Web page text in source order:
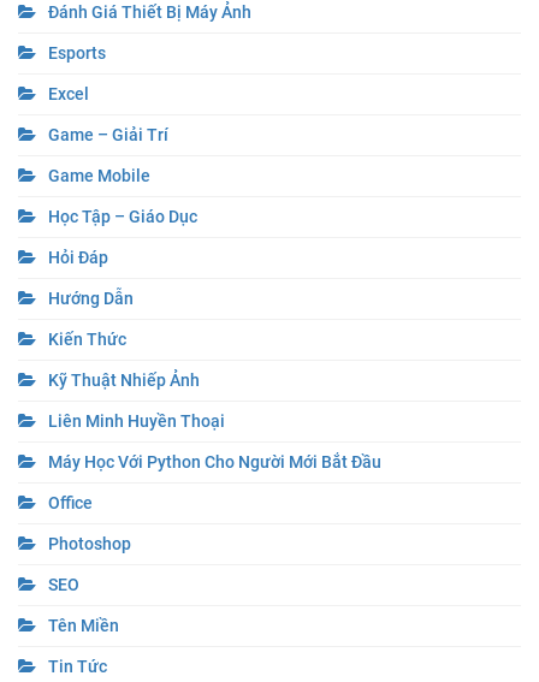
Đánh Giá Thiết Bị Máy Ảnh
Esports
Excel
Game – Giải Trí
Game Mobile
Học Tập – Giáo Dục
Hỏi Đáp
Hướng Dẫn
Kiến Thức
Kỹ Thuật Nhiếp Ảnh
Liên Minh Huyền Thoại
Máy Học Với Python Cho Người Mới Bắt Đầu
Office
Photoshop
SEO
Tên Miền
Tin Tức